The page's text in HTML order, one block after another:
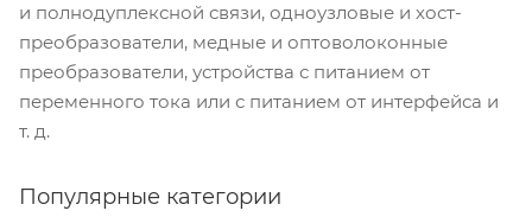
и полнодуплексной связи, одноузловые и хост-
преобразователи, медные и оптоволоконные
преобразователи, устройства с питанием от
переменного тока или с питанием от интерфейса и
т. д.
Популярные категории